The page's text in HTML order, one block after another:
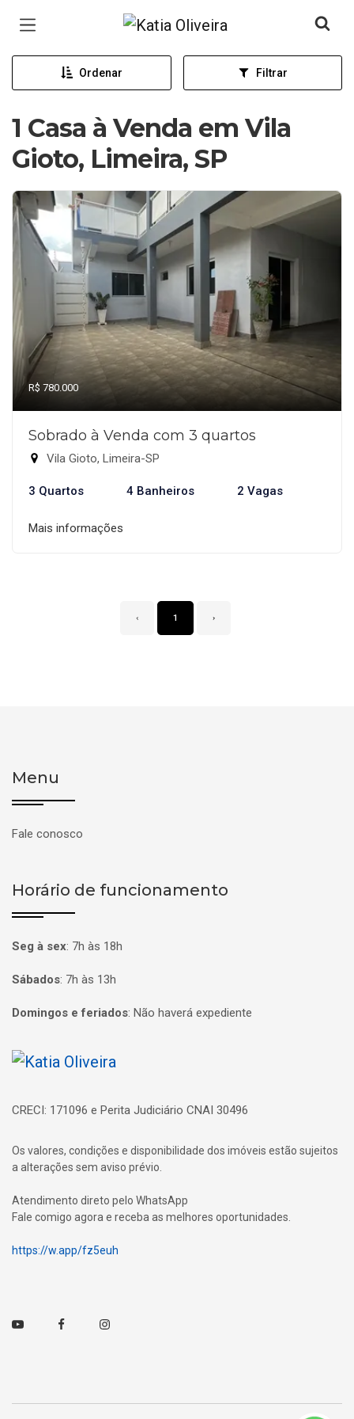
Página inicial
Ordenar Filtrar
1 Casa à Venda em Vila
Gioto, Limeira, SP
R$ 780.000
Sobrado à Venda com 3 quartos
Vila Gioto, Limeira-SP
3 Quartos 4 Banheiros 2 Vagas
Mais informações
‹ 1 ›
Menu
Fale conosco
Horário de funcionamento
Seg à sex: 7h às 18h
Sábados: 7h às 13h
Domingos e feriados: Não haverá expediente
Página inicial
CRECI: 171096 e Perita Judiciário CNAI 30496
Os valores, condições e disponibilidade dos imóveis estão sujeitos
a alterações sem aviso prévio.
Atendimento direto pelo WhatsApp
Fale comigo agora e receba as melhores oportunidades.
https://w.app/fz5euh
Youtube FacebookInstagram